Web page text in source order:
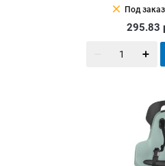
clear Под
295.83